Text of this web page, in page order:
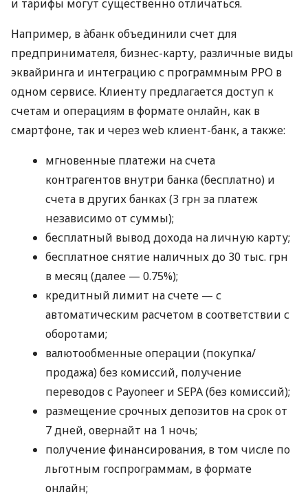
и тарифы могут существенно отличаться.
Например, в àбанк объединили счет для
предпринимателя, бизнес-карту, различные виды
эквайринга и интеграцию с программным РРО в
одном сервисе. Клиенту предлагается доступ к
счетам и операциям в формате онлайн, как в
смартфоне, так и через web клиент-банк, а также:
мгновенные платежи на счета
контрагентов внутри банка (бесплатно) и
счета в других банках (3 грн за платеж
независимо от суммы);
бесплатный вывод дохода на личную карту;
бесплатное снятие наличных до 30 тыс. грн
в месяц (далее — 0.75%);
кредитный лимит на счете — с
автоматическим расчетом в соответствии с
оборотами;
валютообменные операции (покупка/
продажа) без комиссий, получение
переводов с Payoneer и SEPA (без комиссий);
размещение срочных депозитов на срок от
7 дней, овернайт на 1 ночь;
получение финансирования, в том числе по
льготным госпрограммам, в формате
онлайн;